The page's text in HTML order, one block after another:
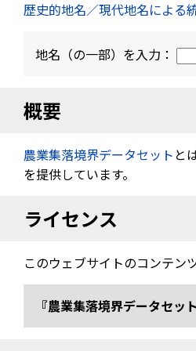
歴史的地名／現代地名による
地名（の一部）を入力：
概要
農業集落境界データセット と
を提供しています。
ライセンス
このウェブサイトのコンテン
『農業集落境界データセ